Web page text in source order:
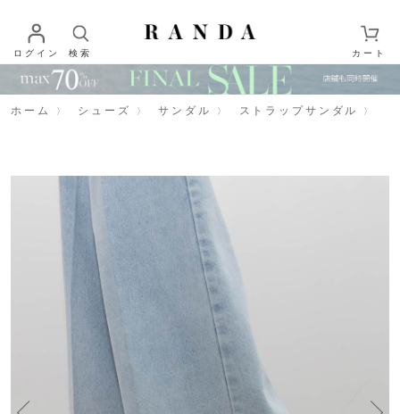
ログイン 検索 カート
ホーム シューズ サンダル ストラップサンダル